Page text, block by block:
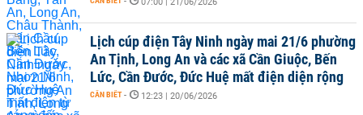
Lịch cúp điện Tây Ninh ngày mai 21/6 phường
An Tịnh, Long An và các xã Cần Giuộc, Bến
Lức, Cần Đước, Đức Huệ mất điện diện rộng
CẦN BIẾT - 12:23 | 20/06/2026